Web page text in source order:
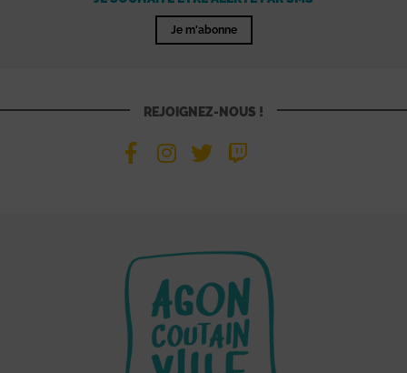
Je m'abonne
REJOIGNEZ-NOUS !